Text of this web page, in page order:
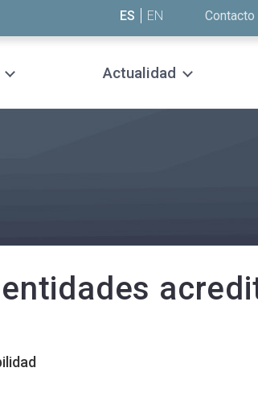
ES EN Contacto
Actualidad